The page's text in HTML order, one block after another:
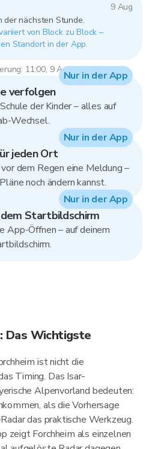
9 Aug
der nächsten Stunde.
von Block zu Block –
Standort in der App.
11:00, 9 Aug 2026
verfolgen
der Kinder – alles auf
Wechsel.
Nur in der App
jeden Ort
dem Regen eine Meldung –
noch ändern kannst.
Nur in der App
Startbildschirm
App-Öffnen – auf deinem
Nur in der App
Das Wichtigste
ist nicht die
Timing. Das Isar-
Alpenvorland bedeuten:
als die Vorhersage
das praktische Werkzeug.
zeigt Forchheim als einzelnen